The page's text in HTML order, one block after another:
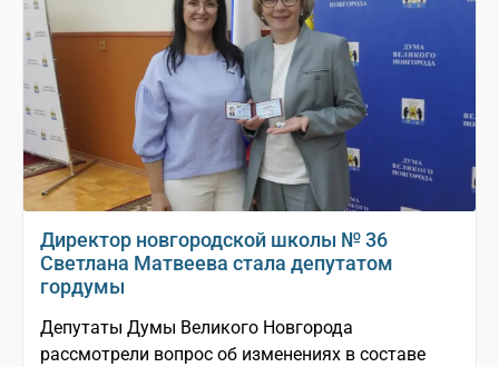
Директор новгородской школы № 36
Светлана Матвеева стала депутатом
гордумы
Депутаты Думы Великого Новгорода
рассмотрели вопрос об изменениях в составе